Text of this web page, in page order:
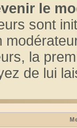
le
sont
la
de lui